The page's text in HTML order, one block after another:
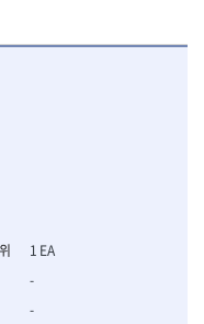
1 EA
-
-